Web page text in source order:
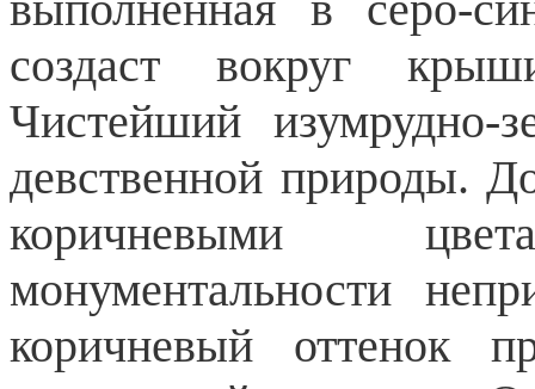
создаст вокруг
Чистейший изумрудно-
девственной природы.
коричневыми
монументальности
коричневый оттенок